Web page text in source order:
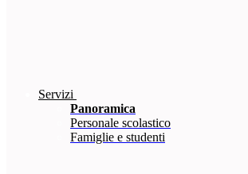
Servizi
Panoramica
Personale scolastico
Famiglie e studenti